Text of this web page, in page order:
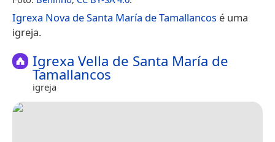
Igrexa Nova de Santa María de Tamallancos é uma
igreja.
Igrexa Vella de Santa María de
Tamallancos
igreja